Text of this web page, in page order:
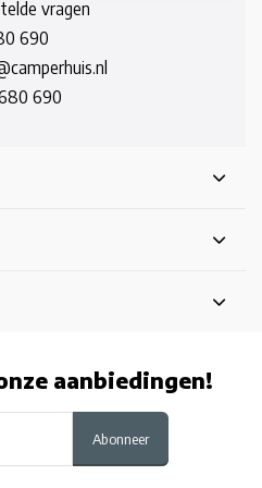
vragen
690
690
aanbiedingen!
Abonneer